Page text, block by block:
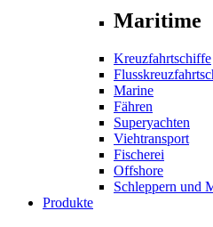
Maritime
Kreuzfahrtschiffe
Marine
Fähren
Superyachten
Viehtransport
Fischerei
Offshore
Schleppern und
Produkte